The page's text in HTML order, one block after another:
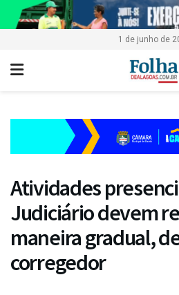
1 de junho de
Atividades
Judiciário devem
maneira gradual,
corregedor